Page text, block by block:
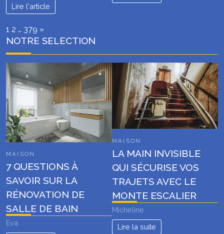
Lire l'article
Page:
1 2 … 379 Next
»
NOTRE SELECTION
MAISON
7 QUESTIONS À
SAVOIR SUR LA
RÉNOVATION DE
SALLE DE BAIN
Eva
MAISON
LA MAIN INVISIBLE
QUI SÉCURISE VOS
TRAJETS AVEC LE
MONTE ESCALIER
Micheline
Lire la suite